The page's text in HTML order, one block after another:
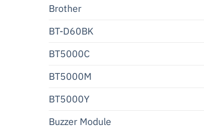
Brother
BT-D60BK
BT5000C
BT5000M
BT5000Y
Buzzer Module